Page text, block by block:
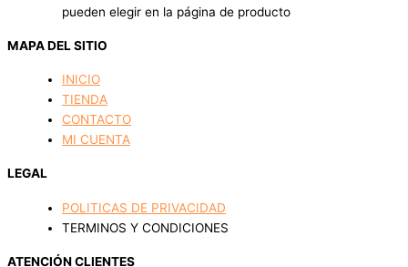
pueden elegir en la página de producto
MAPA DEL SITIO
INICIO
TIENDA
CONTACTO
MI CUENTA
LEGAL
POLITICAS DE PRIVACIDAD
TERMINOS Y CONDICIONES
ATENCIÓN CLIENTES